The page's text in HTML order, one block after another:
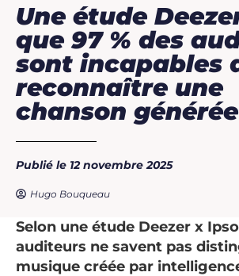
Une étude
que 97 % des
sont incapables
reconnaître une
chanson
Publié le 12 novembre 2025
Hugo Bouqueau
Selon une étude Deezer x
auditeurs ne savent pas
musique créée par